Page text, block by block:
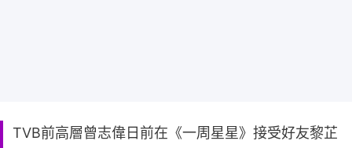
TVB前高層曾志偉日前在《一周星星》接受好友黎芷